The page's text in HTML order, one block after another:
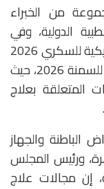
من الخبراء
الدولية، وفي
مقدمتها المؤتمر السنوي للجمعية الأمريكية للسكري 2026
في الولايات المتحدة، والمؤتمر الأوروبي للسمنة 2026، حيث
المتعلقة بعلاج
الباطنة والجهاز
ورئيس المجلس
إن مجالات علاج